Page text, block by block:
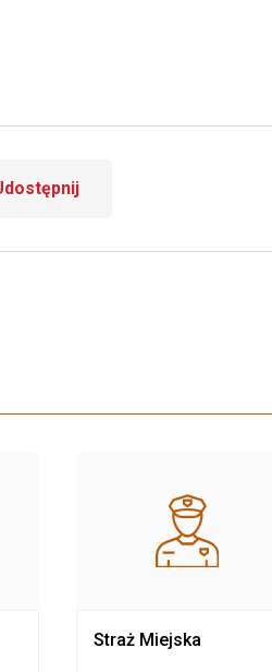
Straż Miejska